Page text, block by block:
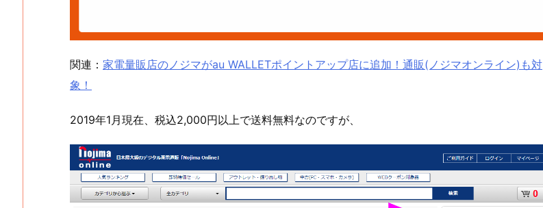
関連： 家電量販店のノジマがau WALLETポイントアップ店に追加！通販(ノジマオンライン)も対
象！
2019年1月現在、税込2,000円以上で送料無料なのですが、